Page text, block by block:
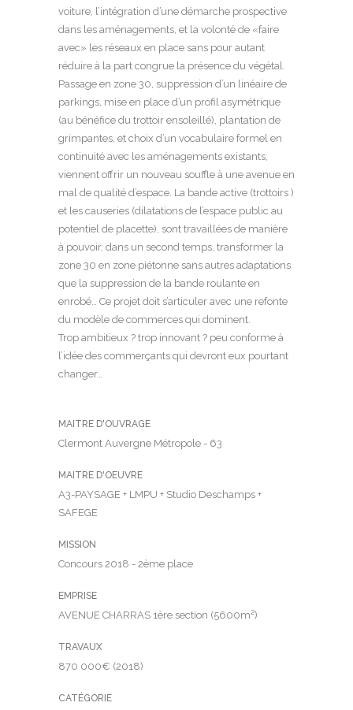
voiture, l’intégration d’une démarche prospective
dans les aménagements, et la volonté de «faire
avec» les réseaux en place sans pour autant
réduire à la part congrue la présence du végétal.
Passage en zone 30, suppression d’un linéaire de
parkings, mise en place d’un profil asymétrique
(au bénéfice du trottoir ensoleillé), plantation de
grimpantes, et choix d’un vocabulaire formel en
continuité avec les aménagements existants,
viennent offrir un nouveau souffle à une avenue en
mal de qualité d’espace. La bande active (trottoirs )
et les causeries (dilatations de l’espace public au
potentiel de placette), sont travaillées de manière
à pouvoir, dans un second temps, transformer la
zone 30 en zone piétonne sans autres adaptations
que la suppression de la bande roulante en
enrobé… Ce projet doit s’articuler avec une refonte
du modèle de commerces qui dominent.
Trop ambitieux ? trop innovant ? peu conforme à
l’idée des commerçants qui devront eux pourtant
changer…
MAITRE D'OUVRAGE
Clermont Auvergne Métropole - 63
MAITRE D'OEUVRE
A3-PAYSAGE + LMPU + Studio Deschamps +
SAFEGE
MISSION
Concours 2018 - 2ème place
EMPRISE
AVENUE CHARRAS 1ère section (5600m²)
TRAVAUX
870 000€ (2018)
CATÉGORIE